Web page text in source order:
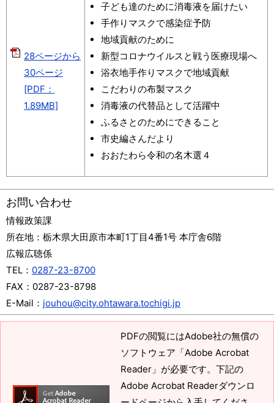
28ページから
30ページ
[PDF：
1.89MB]
子ども達のために消毒液を届けたい
手作りマスクで感染症予防
地域貢献のために
新型コロナウイルスと戦う医療現場へ
浴衣地手作りマスクで地域貢献
こだわりの布製マスク
消毒液の代替品として活躍中
ふるさとのためにできること
市史編さんだより
おおたわら令和の名木選４
お問い合わせ
情報政策課
所在地： 栃木県大田原市本町1丁目4番1号 本庁舎6階
広報広聴係
TEL： 0287-23-8700
FAX： 0287-23-8798
E-Mail： jouhou@city.ohtawara.tochigi.jp
PDFの閲覧にはAdobe社の無償の
ソフトウェア「Adobe Acrobat
Reader」が必要です。下記の
Adobe Acrobat Readerダウンロ